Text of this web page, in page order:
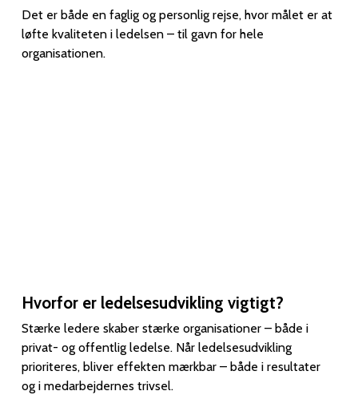
Det er både en faglig og personlig rejse, hvor målet er at
løfte kvaliteten i ledelsen – til gavn for hele
organisationen.
Hvorfor er ledelsesudvikling vigtigt?
Stærke ledere skaber stærke organisationer – både i
privat- og offentlig ledelse. Når ledelsesudvikling
prioriteres, bliver effekten mærkbar – både i resultater
og i medarbejdernes trivsel.